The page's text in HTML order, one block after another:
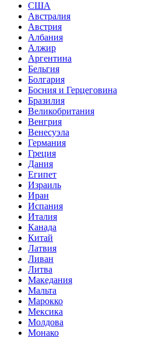
США
Австралия
Австрия
Албания
Алжир
Аргентина
Бельгия
Болгария
Босния и Герцеговина
Бразилия
Великобритания
Венгрия
Венесуэла
Германия
Греция
Дания
Египет
Израиль
Иран
Испания
Италия
Канада
Китай
Латвия
Ливан
Литва
Македания
Мальта
Марокко
Мексика
Молдова
Монако